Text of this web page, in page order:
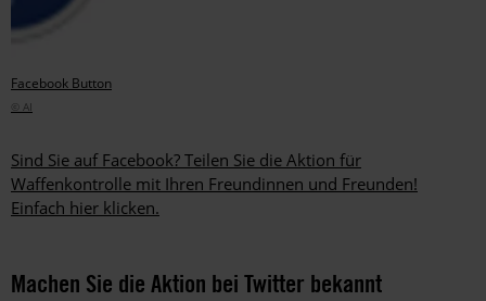
Facebook Button
© AI
Sind Sie auf Facebook? Teilen Sie die Aktion für
Waffenkontrolle mit Ihren Freundinnen und Freunden!
Einfach hier klicken.
Machen Sie die Aktion bei Twitter bekannt